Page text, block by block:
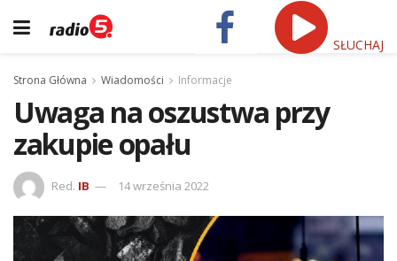
SŁUCHAJ
Strona Główna Wiadomości Informacje
Uwaga na oszustwa przy
zakupie opału
Red. IB 14 września 2022